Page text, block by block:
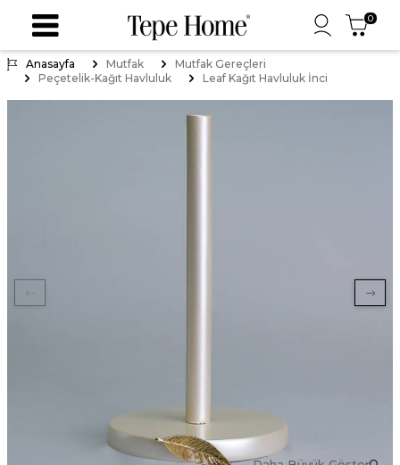
0
Anasayfa Mutfak
Mutfak Gereçleri
Peçetelik-Kağıt Havluluk
Leaf Kağıt Havluluk İnci